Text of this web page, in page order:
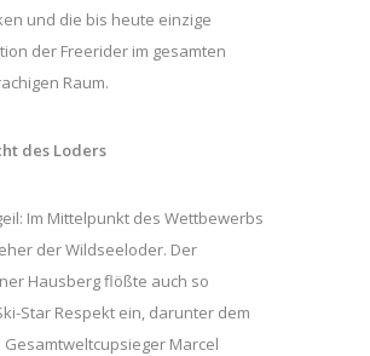
und die bis heute einzige
der Freerider im gesamten
Raum.
des Loders
Im Mittelpunkt des Wettbewerbs
der Wildseeloder. Der
Hausberg flößte auch so
Star Respekt ein, darunter dem
Marcel